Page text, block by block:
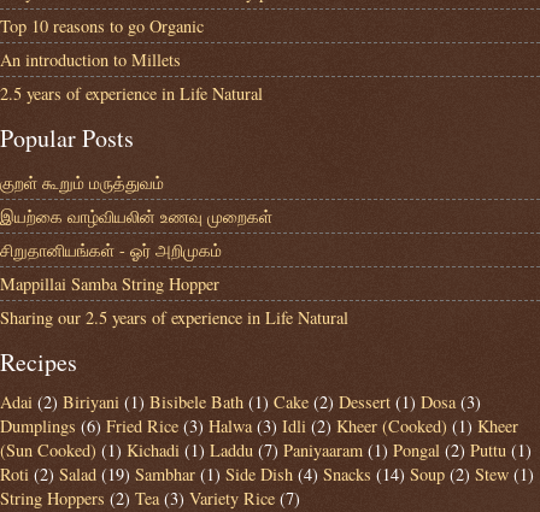
Top 10 reasons to go Organic
An introduction to Millets
2.5 years of experience in Life Natural
Popular Posts
குறள் கூறும் மருத்துவம்
இயற்கை வாழ்வியலின் உணவு முறைகள்
சிறுதானியங்கள் - ஓர் அறிமுகம்
Mappillai Samba String Hopper
Sharing our 2.5 years of experience in Life Natural
Recipes
Adai (2) Biriyani (1) Bisibele Bath (1) Cake (2) Dessert (1) Dosa (3)
Dumplings (6) Fried Rice (3) Halwa (3) Idli (2) Kheer (Cooked) (1) Kheer
(Sun Cooked) (1) Kichadi (1) Laddu (7) Paniyaaram (1) Pongal (2) Puttu (1)
Roti (2) Salad (19) Sambhar (1) Side Dish (4) Snacks (14) Soup (2) Stew (1)
String Hoppers (2) Tea (3) Variety Rice (7)